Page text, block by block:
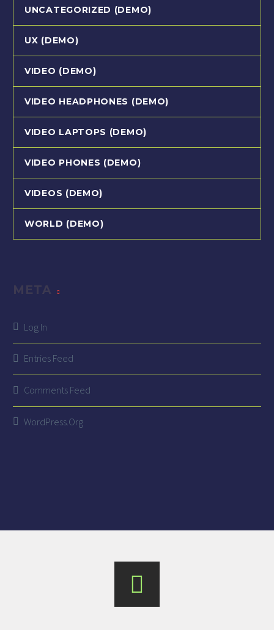
UNCATEGORIZED (DEMO)
UX (DEMO)
VIDEO (DEMO)
VIDEO HEADPHONES (DEMO)
VIDEO LAPTOPS (DEMO)
VIDEO PHONES (DEMO)
VIDEOS (DEMO)
WORLD (DEMO)
META
Log In
Entries Feed
Comments Feed
WordPress.org